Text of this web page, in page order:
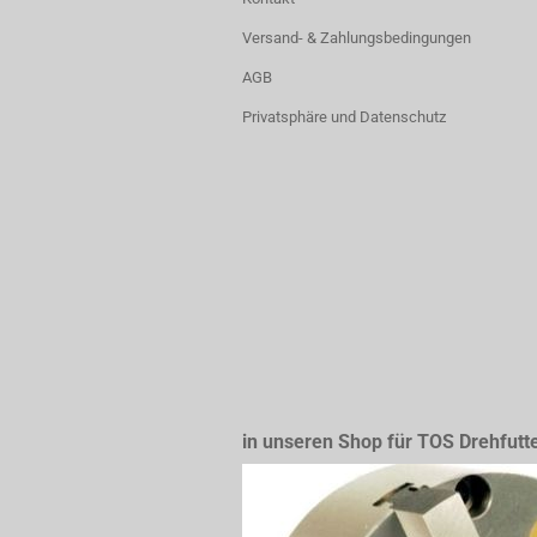
Versand- & Zahlungsbedingungen
AGB
Privatsphäre und Datenschutz
in unseren Shop für TOS